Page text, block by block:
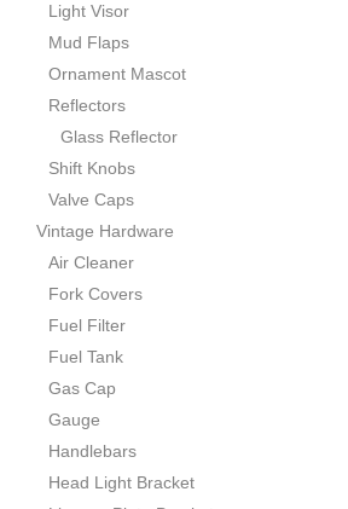
Light Visor
Mud Flaps
Ornament Mascot
Reflectors
Glass Reflector
Shift Knobs
Valve Caps
Vintage Hardware
Air Cleaner
Fork Covers
Fuel Filter
Fuel Tank
Gas Cap
Gauge
Handlebars
Head Light Bracket